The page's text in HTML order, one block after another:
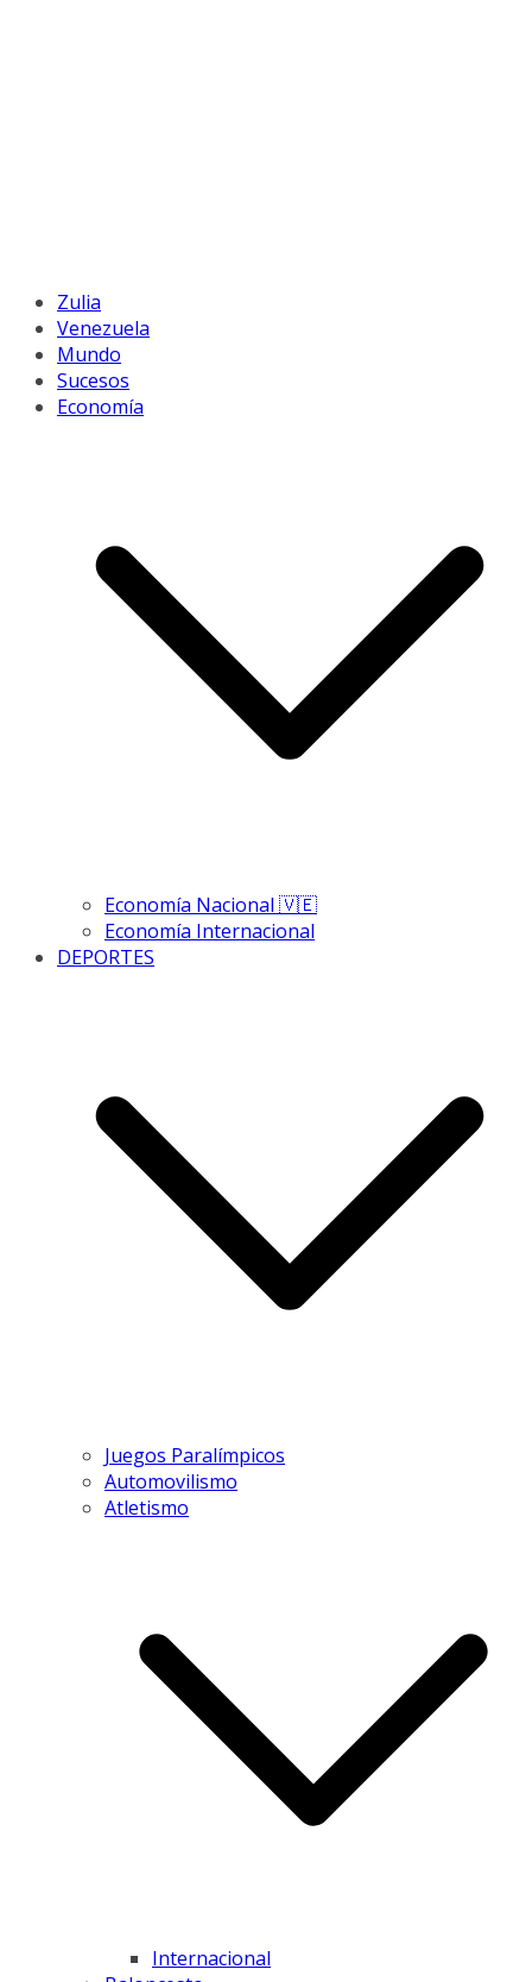
Zulia
Venezuela
Mundo
Sucesos
Economía
Economía Nacional 🇻🇪
Economía Internacional
DEPORTES
Juegos Paralímpicos
Automovilismo
Atletismo
Internacional